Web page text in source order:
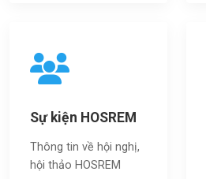
Sự kiện HOSREM
Thông tin về hội nghị,
hội thảo HOSREM